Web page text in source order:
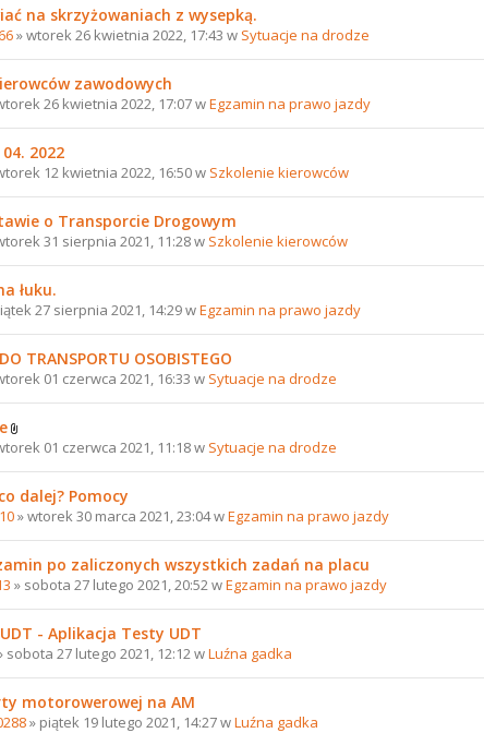
na skrzyżowaniach z wysepką.
» wtorek 26 kwietnia 2022, 17:43 w Sytuacje na drodze
zawodowych
26 kwietnia 2022, 17:07 wEgzamin na prawo jazdy
2022
12 kwietnia 2022, 16:50 w Szkolenie kierowców
o Transporcie Drogowym
31 sierpnia 2021, 11:28 w Szkolenie kierowców
łuku.
27 sierpnia 2021, 14:29 wEgzamin na prawo jazdy
TRANSPORTU OSOBISTEGO
01 czerwca 2021, 16:33 w Sytuacje na drodze
01 czerwca 2021, 11:18 w Sytuacje na drodze
dalej? Pomocy
» wtorek 30 marca 2021, 23:04 wEgzamin na prawo jazdy
po zaliczonych wszystkich zadań na placu
» sobota 27 lutego 2021, 20:52 wEgzamin na prawo jazdy
- Aplikacja Testy UDT
sobota 27 lutego 2021, 12:12 wLuźna gadka
motorowerowej na AM
» piątek 19 lutego 2021, 14:27 wLuźna gadka